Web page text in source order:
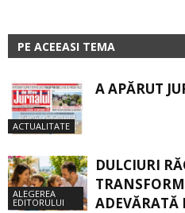
PE ACEEASI TEMA
ACTUALITATE
A APĂRUT
ALEGEREA
EDITORULUI
DULCIURI
ADEVĂRATĂ